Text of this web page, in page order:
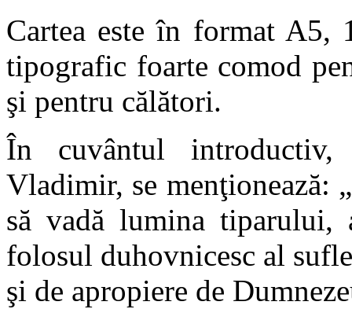
Cartea este în format A5,
tipografic foarte comod
şi pentru călători.
În cuvântul
Vladimir, se menţionează:
să vadă lumina tiparului,
folosul duhovnicesc al
şi de apropiere de